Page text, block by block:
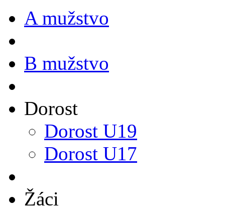
A mužstvo
B mužstvo
Dorost
Dorost U19
Dorost U17
Žáci